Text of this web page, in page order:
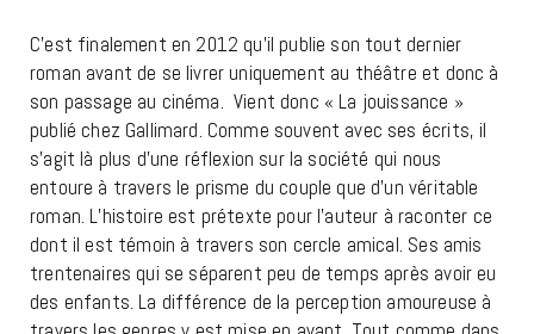
C’est finalement en 2012 qu’il publie son tout dernier
roman avant de se livrer uniquement au théâtre et donc à
son passage au cinéma. Vient donc « La jouissance »
publié chez Gallimard. Comme souvent avec ses écrits, il
s’agit là plus d’une réflexion sur la société qui nous
entoure à travers le prisme du couple que d’un véritable
roman. L’histoire est prétexte pour l’auteur à raconter ce
dont il est témoin à travers son cercle amical. Ses amis
trentenaires qui se séparent peu de temps après avoir eu
des enfants. La différence de la perception amoureuse à